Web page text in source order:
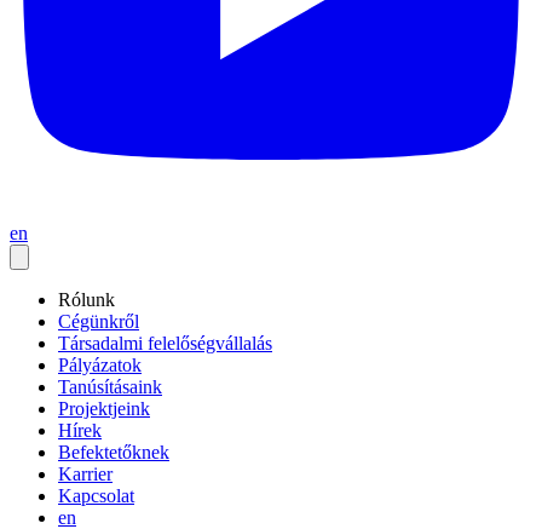
en
Rólunk
Cégünkről
Társadalmi felelőségvállalás
Pályázatok
Tanúsításaink
Projektjeink
Hírek
Befektetőknek
Karrier
Kapcsolat
en